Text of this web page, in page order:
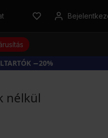
−20%
nélkül